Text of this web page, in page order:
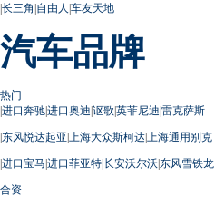
|长三角 |自由人 |车友天地
汽车品牌
热门
|进口奔驰|进口奥迪|讴歌|英菲尼迪|雷克萨斯
|东风悦达起亚| 上海大众斯柯达| 上海通用别克
|进口宝马|进口菲亚特|长安沃尔沃|东风雪铁龙
合资